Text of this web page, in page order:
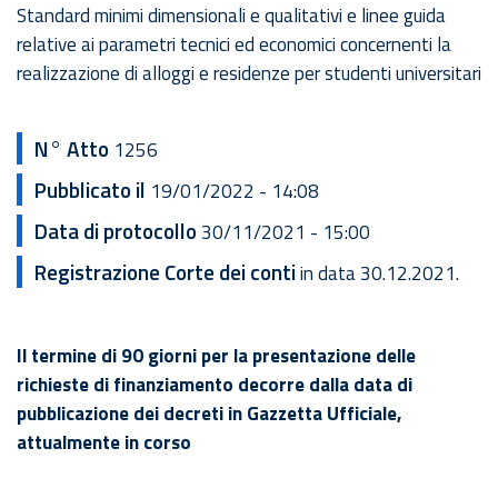
Standard minimi dimensionali e qualitativi e linee guida
relative ai parametri tecnici ed economici concernenti la
realizzazione di alloggi e residenze per studenti universitari
N° Atto 1256
Pubblicato il 19/01/2022 - 14:08
Data di protocollo 30/11/2021 - 15:00
Registrazione Corte dei contiin data 30.12.2021.
Il termine di 90 giorni per la presentazione delle
richieste di finanziamento decorre dalla data di
pubblicazione dei decreti in Gazzetta Ufficiale,
attualmente in corso